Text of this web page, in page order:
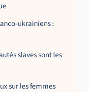
ukrainiens :
slaves sont les
sur les femmes